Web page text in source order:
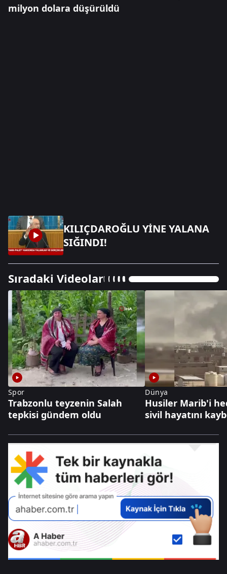
milyon dolara düşürüldü
KILIÇDAROĞLU YİNE YALANA
SIĞINDI!
Sıradaki Videolar
Spor
Trabzonlu teyzenin Salah
tepkisi gündem oldu
Dünya
Husiler Marib'i
sivil hayatını